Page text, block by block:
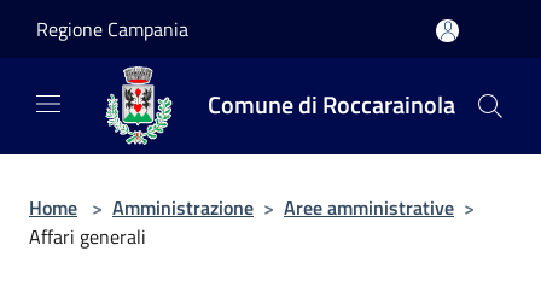
Regione Campania
Comune di Roccarainola
Home > Amministrazione > Aree amministrative >
Affari generali